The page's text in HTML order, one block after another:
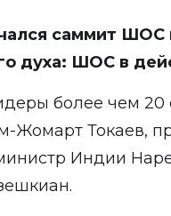
саммит ШОС
духа: ШОС в
более чем 20
Жомарт Токаев,
Индии